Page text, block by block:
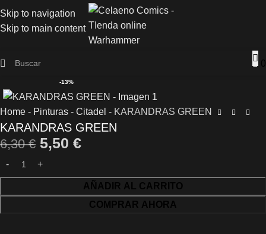
Skip to navigation
Skip to main content
0
-13%
Home - Pinturas - Citadel - KARANDRAS GREEN
KARANDRAS GREEN
6,30€ 5,50 €
AÑADIR AL CARRITO
COMPRAR AHORA